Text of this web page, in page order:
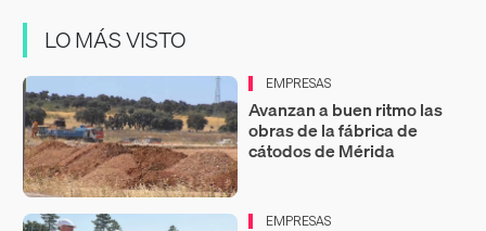
LO MÁS VISTO
EMPRESAS
Avanzan a buen ritmo las
obras de la fábrica de
cátodos de Mérida
EMPRESAS